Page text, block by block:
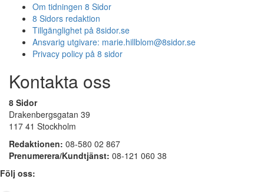
Om tidningen 8 Sidor
8 Sidors redaktion
Tillgänglighet på 8sidor.se
Ansvarig utgivare: marie.hillblom@8sidor.se
Privacy policy på 8 sidor
Kontakta oss
8 Sidor
Drakenbergsgatan 39
117 41 Stockholm
Redaktionen: 08-580 02 867
Prenumerera/Kundtjänst: 08-121 060 38
Följ oss: